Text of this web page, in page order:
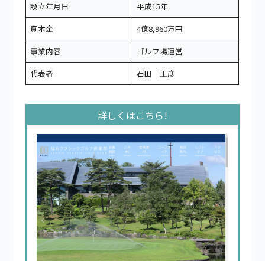
設立年月日
平成15年
資本金
4億8,960万円
事業内容
ゴルフ場運営
代表者
石田 正彦